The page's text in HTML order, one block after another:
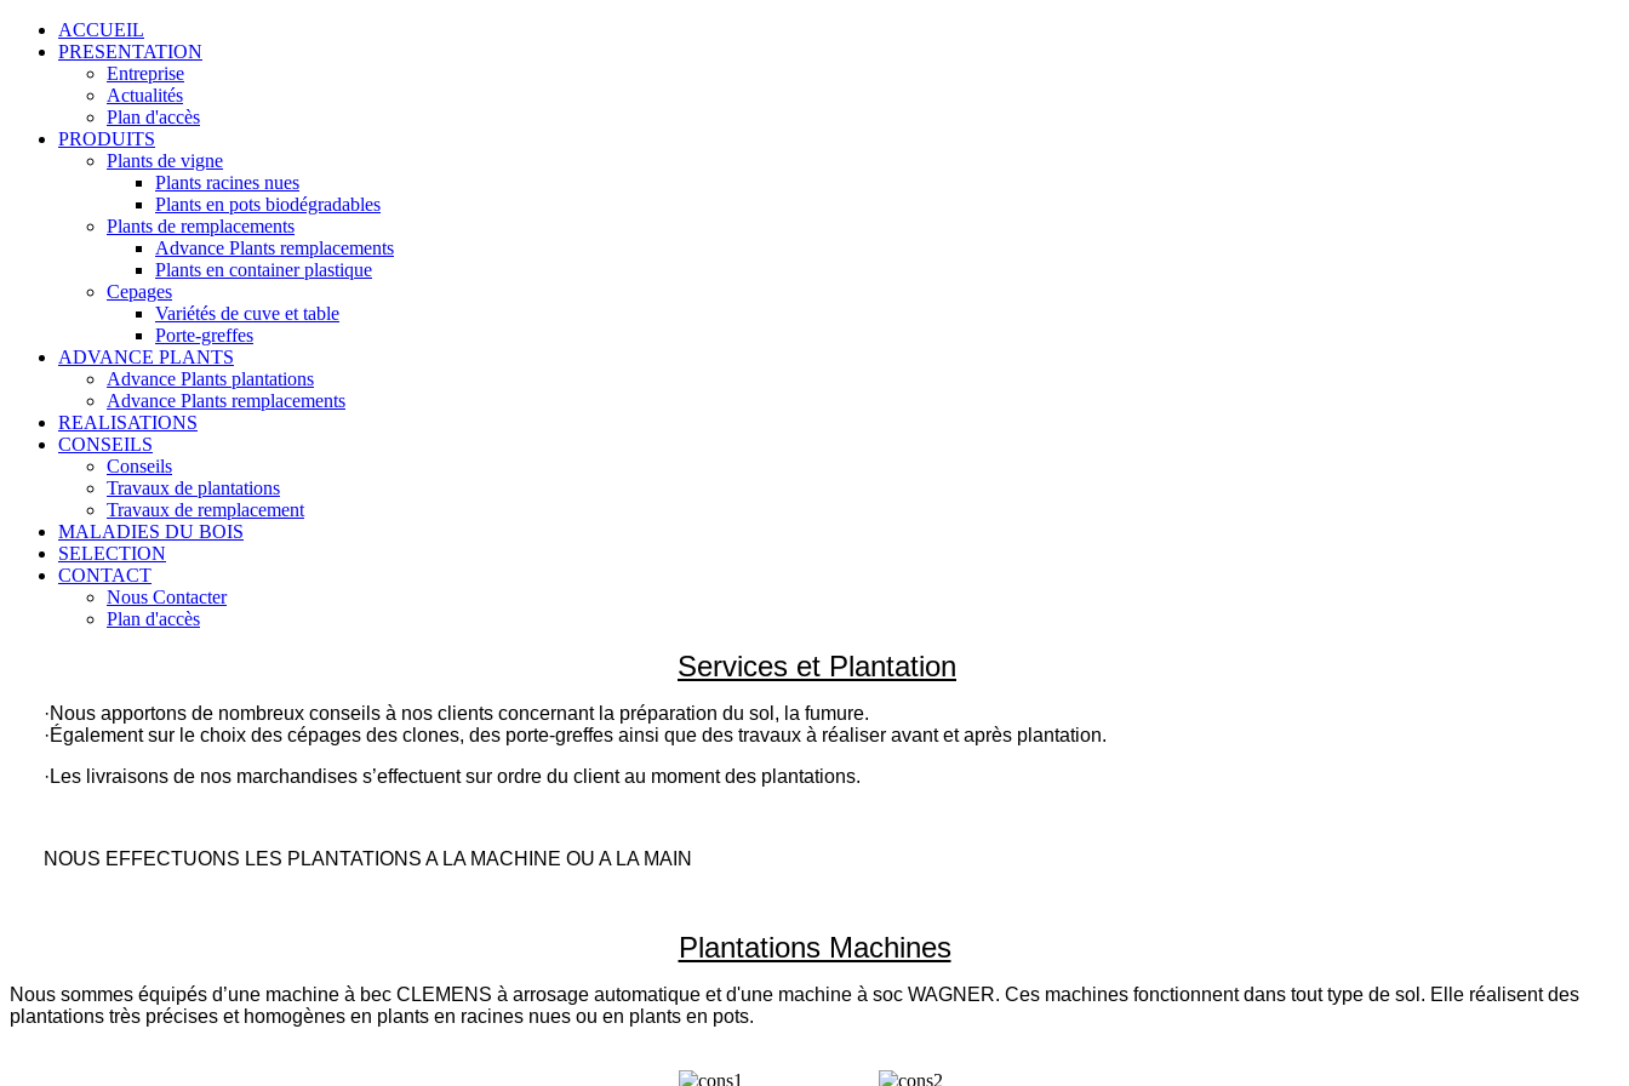
ACCUEIL
PRESENTATION
Entreprise
Actualités
Plan d'accès
PRODUITS
Plants de vigne
Plants racines nues
Plants en pots biodégradables
Plants de remplacements
Advance Plants remplacements
Plants en container plastique
Cepages
Variétés de cuve et table
Porte-greffes
ADVANCE PLANTS
Advance Plants plantations
Advance Plants remplacements
REALISATIONS
CONSEILS
Conseils
Travaux de plantations
Travaux de remplacement
MALADIES DU BOIS
SELECTION
CONTACT
Nous Contacter
Plan d'accès
Services et Plantation
·Nous apportons de nombreux conseils à nos clients concernant la préparation du sol, la fumure.
·Également sur le choix des cépages des clones, des porte-greffes ainsi que des travaux à réaliser avant et après plantation.
· Les livraisons de nos marchandises s’effectuent sur ordre du client au moment des plantations.
NOUS EFFECTUONS LES PLANTATIONS A LA MACHINE OU A LA MAIN
Plantations Machines
Nous sommes équipés d’une machine à bec CLEMENS à arrosage automatique et d'une machine à soc WAGNER. Ces machines fonctionnent dans tout type de sol. Elle réalisent des
plantations très précises et homogènes en plants en racines nues ou en plants en pots.